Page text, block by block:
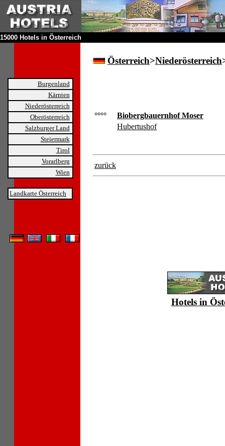
15000 Hotels in Österreich
Burgenland
Kärnten
Niederösterreich
Oberösterreich
Salzburger Land
Steiermark
Tirol
Vorarlberg
Wien
Landkarte Österreich
Österreich>Niederösterreich
°°°°
Biobergbauernhof Moser
Hubertushof
zurück
Hotels in